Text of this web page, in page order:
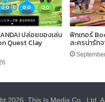
ปล่อยของเล่น
Quest Clay
ฟิกเกอร์
ละครน่ารัก
2026, This Is Media Co., Ltd.